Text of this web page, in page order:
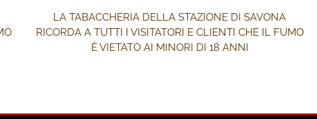
LA TABACCHERIA DELLA STAZIONE DI SAVONA
RICORDA A TUTTI I VISITATORI E CLIENTI CHE IL FUMO
È VIETATO AI MINORI DI 18 ANNI